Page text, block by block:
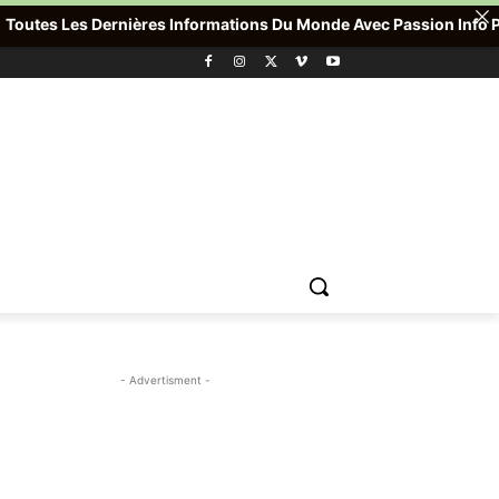
- Advertisment -
Les Dernières Informations Du Monde Avec Passion Info